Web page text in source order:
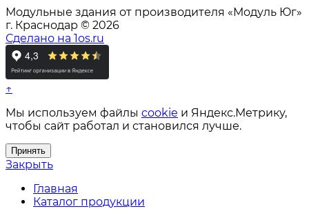
Модульные здания от производителя «Модуль Юг»
г. Краснодар © 2026
Сделано на 1os.ru
↑
Мы используем файлы cookie и Яндекс.Метрику,
чтобы сайт работал и становился лучше.
Принять
Закрыть
Главная
Каталог продукции